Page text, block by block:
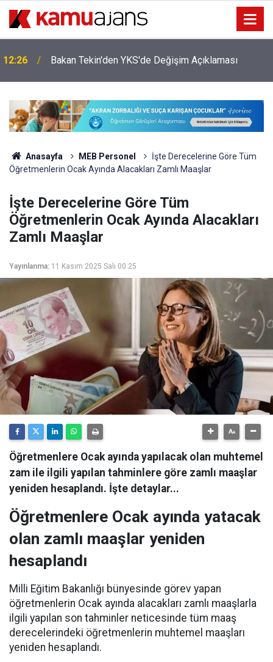
12:26 Bakan Tekin'den YKS'de Değişim Açıklaması
Anasayfa MEB Personel
İşte Derecelerine Göre Tüm
Öğretmenlerin Ocak Ayında Alacakları Zamlı Maaşlar
İşte Derecelerine Göre Tüm
Öğretmenlerin Ocak Ayında Alacakları
Zamlı Maaşlar
Yayınlanma: 11 Kasım 2025 Salı 00:25
Öğretmenlere Ocak ayında yapılacak olan muhtemel
zam ile ilgili yapılan tahminlere göre zamlı maaşlar
yeniden hesaplandı. İşte detaylar...
Öğretmenlere Ocak ayında yatacak
olan zamlı maaşlar yeniden
hesaplandı
Milli Eğitim Bakanlığı bünyesinde görev yapan
öğretmenlerin Ocak ayında alacakları zamlı maaşlarla
ilgili yapılan son tahminler neticesinde tüm maaş
derecelerindeki öğretmenlerin muhtemel maaşları
yeniden hesaplandı.